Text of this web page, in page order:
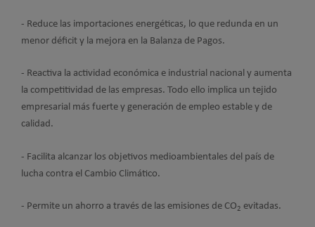
- Reduce las importaciones energéticas, lo que redunda en un
menor déficit y la mejora en la Balanza de Pagos.
- Reactiva la actividad económica e industrial nacional y aumenta
la competitividad de las empresas. Todo ello implica un tejido
empresarial más fuerte y generación de empleo estable y de
calidad.
- Facilita alcanzar los objetivos medioambientales del país de
lucha contra el Cambio Climático.
- Permite un ahorro a través de las emisiones de CO2 evitadas.